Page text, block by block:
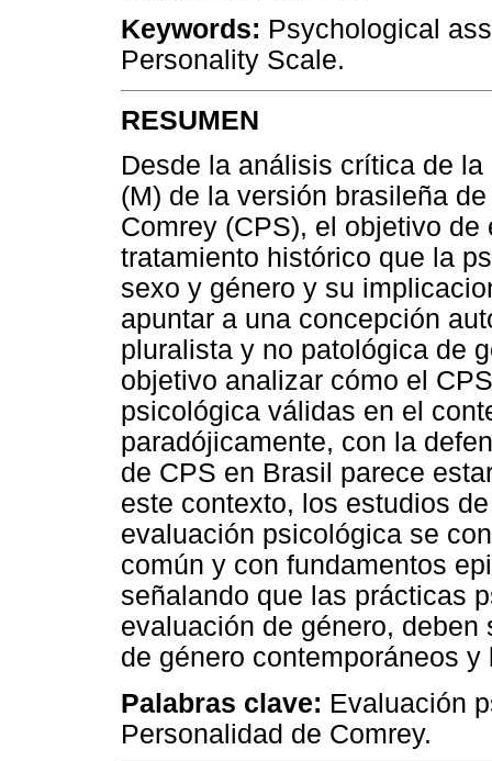
Keywords: Psychological
Personality Scale.
RESUMEN
Desde la análisis crítica de
(M) de la versión brasileña
Comrey (CPS), el objetivo
tratamiento histórico que la
sexo y género y su
apuntar a una concepción
pluralista y no patológica de
objetivo analizar cómo el
psicológica válidas en el
paradójicamente, con la
de CPS en Brasil parece
este contexto, los estudios
evaluación psicológica se
común y con fundamentos
señalando que las prácticas
evaluación de género,
de género contemporáneos
Palabras clave: Evaluación
Personalidad de Comrey.